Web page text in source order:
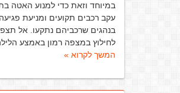
במיוחד וזאת כדי למנוע האטה
עקב רכבים תקועים ומניעת פגיעה
בנהגים שרכביהם נתקעו. אל
לחילוץ במצפה רמון באמצע
המשך לקרוא »